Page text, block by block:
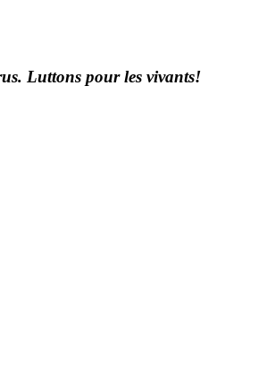
Luttons pour les vivants!